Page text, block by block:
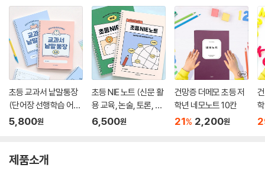
초등 교과서 낱말통장
(단어장 선행학습 어휘
력 문해력 120g내지)
5,800원
초등 NIE 노트 (신문 활
용 교육, 논술, 토론, 문
해력)
6,500원
건망증 더메모 초등 저
학년 네모노트 10칸
21% 2,200원
제품소개